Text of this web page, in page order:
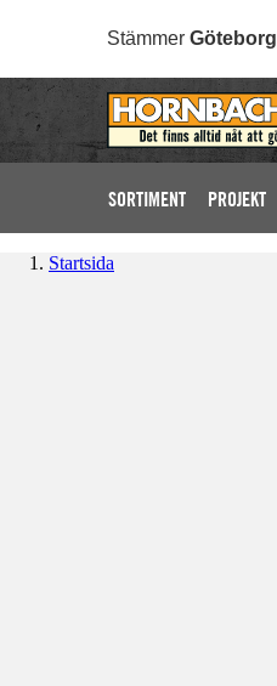
Stämmer Göteborg
SORTIMENT PROJEKT
Startsida